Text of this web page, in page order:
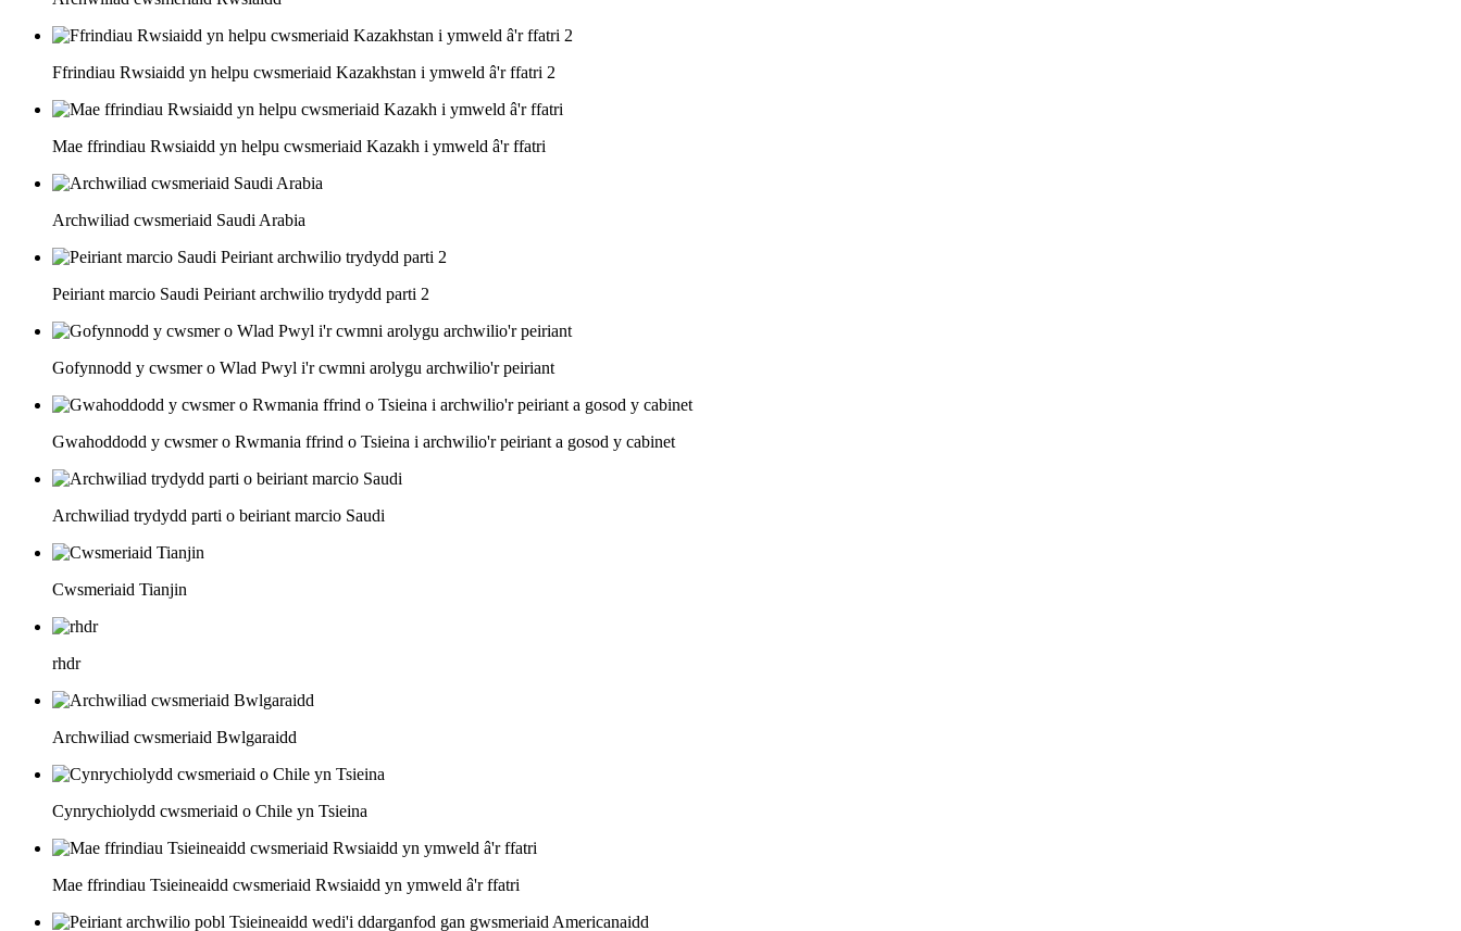
Ffrindiau Rwsiaidd yn helpu cwsmeriaid Kazakhstan i ymweld â'r ffatri 2
Mae ffrindiau Rwsiaidd yn helpu cwsmeriaid Kazakh i ymweld â'r ffatri
Archwiliad cwsmeriaid Saudi Arabia
Peiriant marcio Saudi Peiriant archwilio trydydd parti 2
Gofynnodd y cwsmer o Wlad Pwyl i'r cwmni arolygu archwilio'r peiriant
Gwahoddodd y cwsmer o Rwmania ffrind o Tsieina i archwilio'r peiriant a gosod y cabinet
Archwiliad trydydd parti o beiriant marcio Saudi
Cwsmeriaid Tianjin
rhdr
Archwiliad cwsmeriaid Bwlgaraidd
Cynrychiolydd cwsmeriaid o Chile yn Tsieina
Mae ffrindiau Tsieineaidd cwsmeriaid Rwsiaidd yn ymweld â'r ffatri